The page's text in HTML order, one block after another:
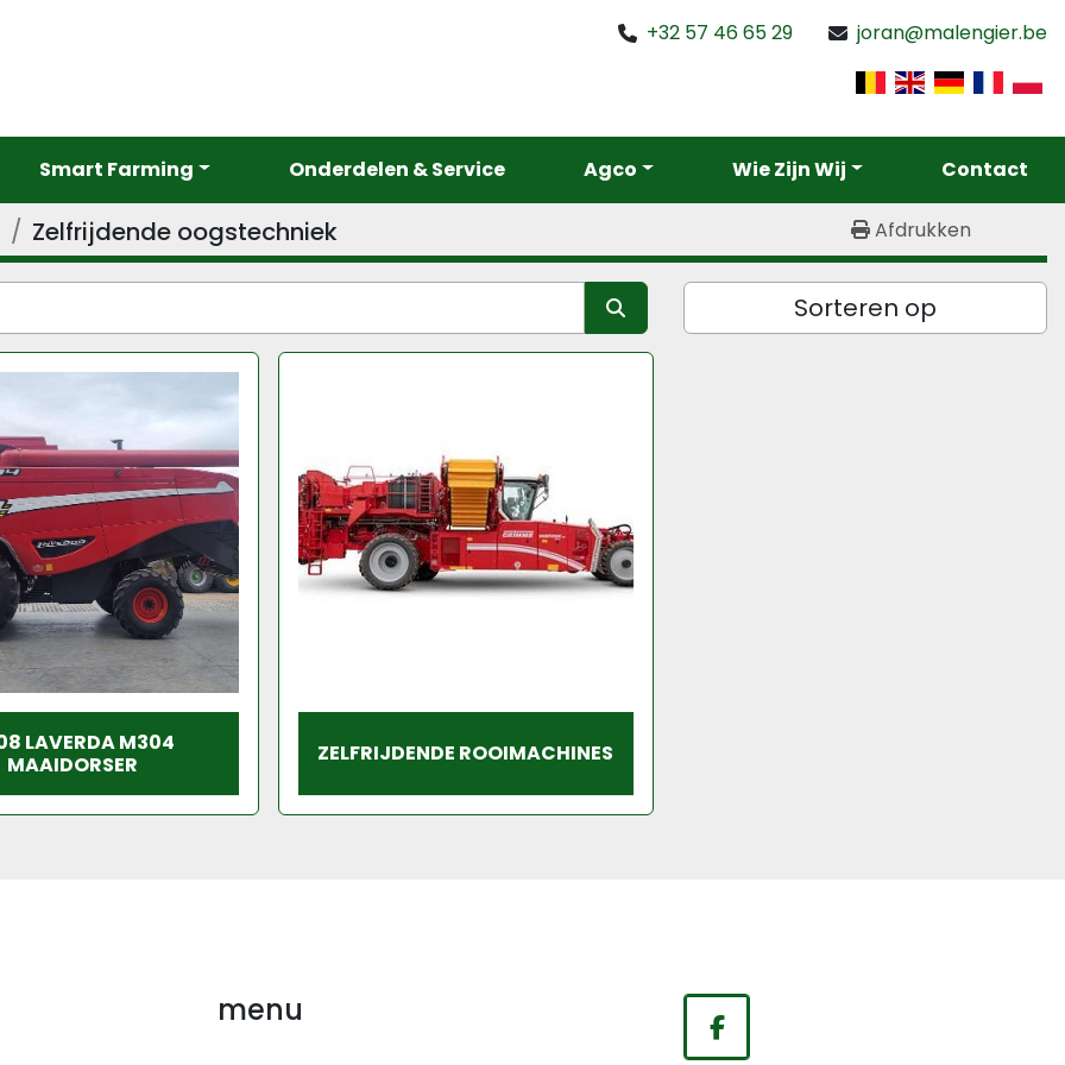
+32 57 46 65 29 joran@malengier.be
Smart Farming Onderdelen & Service Agco Wie Zijn Wij Contact
Zelfrijdende oogstechniek Afdrukken
Sorteren op
LAVERDA M304
MAAIDORSER
ZELFRIJDENDE ROOIMACHINES
menu
facebook